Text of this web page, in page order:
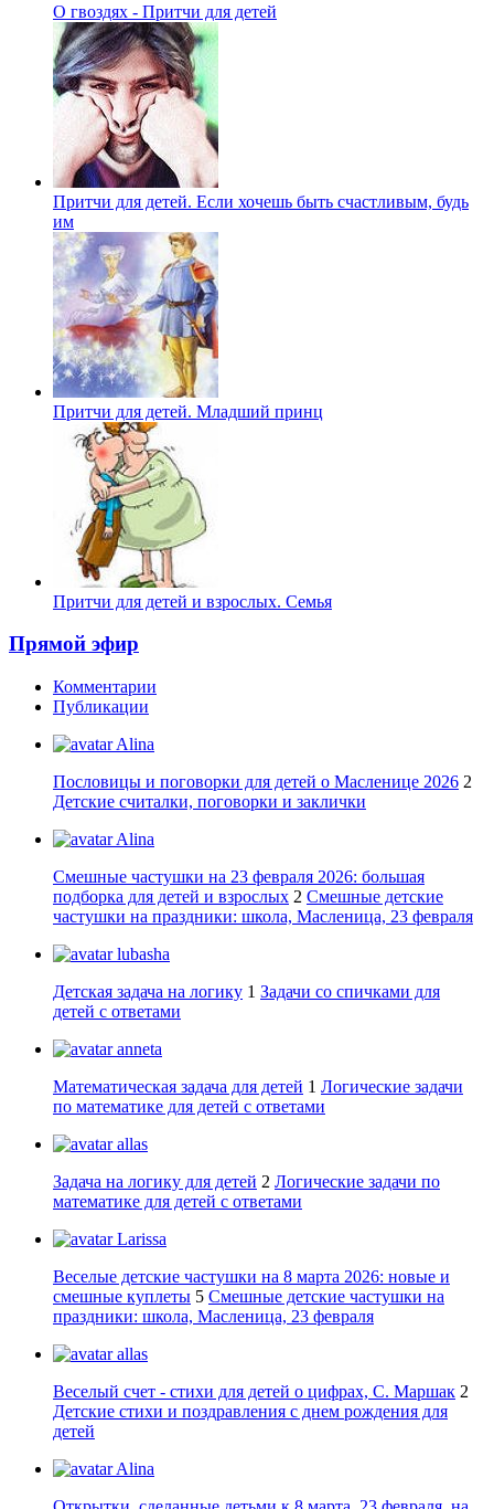
О гвоздях - Притчи для детей
Притчи для детей. Если хочешь быть счастливым, будь
им
Притчи для детей. Младший принц
Притчи для детей и взрослых. Семья
Прямой эфир
Комментарии
Публикации
Alina
Пословицы и поговорки для детей о Масленице 2026 2
Детские считалки, поговорки и заклички
Alina
Смешные частушки на 23 февраля 2026: большая
подборка для детей и взрослых 2 Смешные детские
частушки на праздники: школа, Масленица, 23 февраля
lubasha
Детская задача на логику 1 Задачи со спичками для
детей с ответами
anneta
Математическая задача для детей 1 Логические задачи
по математике для детей с ответами
allas
Задача на логику для детей 2 Логические задачи по
математике для детей с ответами
Larissa
Веселые детские частушки на 8 марта 2026: новые и
смешные куплеты 5 Смешные детские частушки на
праздники: школа, Масленица, 23 февраля
allas
Веселый счет - стихи для детей о цифрах, С. Маршак 2
Детские стихи и поздравления с днем рождения для
детей
Alina